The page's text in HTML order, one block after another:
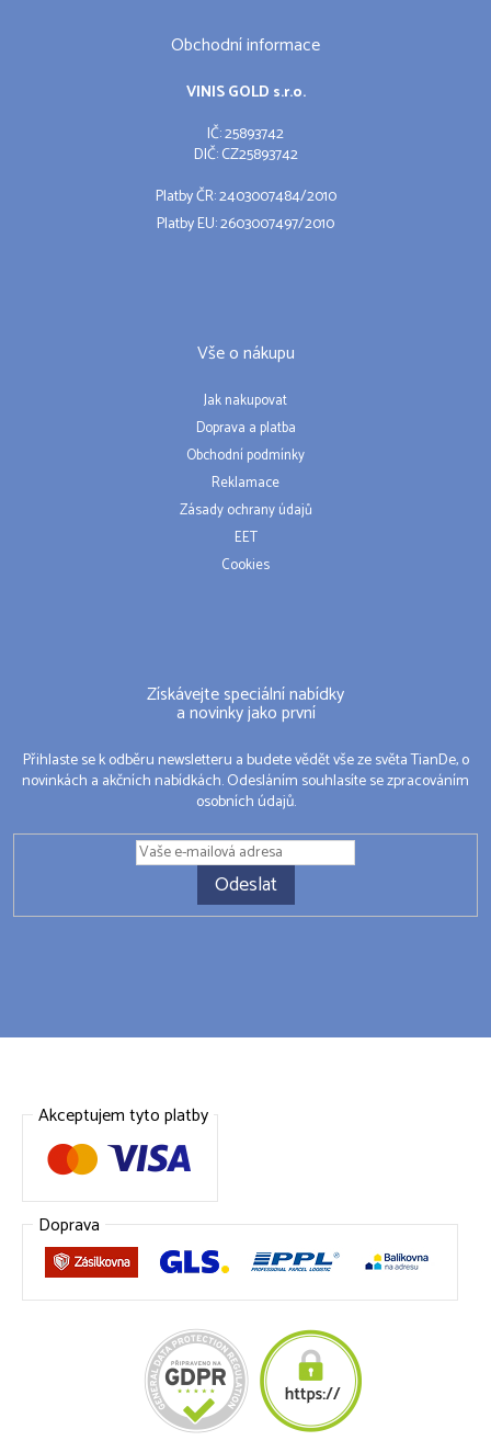
Obchodní informace
VINIS GOLD s.r.o.
IČ: 25893742
DIČ: CZ25893742
Platby ČR: 2403007484/2010
Platby EU: 2603007497/2010
Vše o nákupu
Jak nakupovat
Doprava a platba
Obchodní podmínky
Reklamace
Zásady ochrany údajů
EET
Cookies
Získávejte speciální nabídky
a novinky jako první
Přihlaste se k odběru newsletteru a budete vědět vše ze světa TianDe, o
novinkách a akčních nabídkách. Odesláním souhlasíte se zpracováním
osobních údajů.
Odeslat
Akceptujem tyto platby
Doprava